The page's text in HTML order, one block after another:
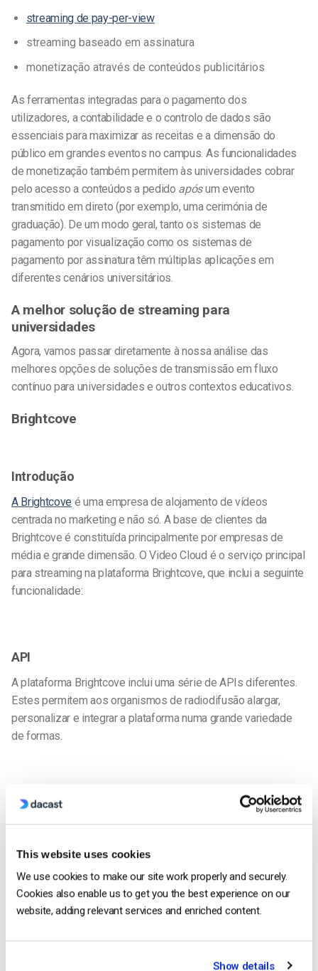
This website uses cookies
We use cookies to make our site work properly and securely.
Cookies also enable us to get you the best experience on our
website, adding relevant services and enriched content.
Show details
streaming de pay-per-view
streaming baseado em assinatura
monetização através de conteúdos publicitários
As ferramentas integradas para o pagamento dos
utilizadores, a contabilidade e o controlo de dados são
essenciais para maximizar as receitas e a dimensão do
público em grandes eventos no campus. As funcionalidades
de monetização também permitem às universidades cobrar
pelo acesso a conteúdos a pedido apósum evento
transmitido em direto (por exemplo, uma cerimónia de
graduação). De um modo geral, tanto os sistemas de
pagamento por visualização como os sistemas de
pagamento por assinatura têm múltiplas aplicações em
diferentes cenários universitários.
A melhor solução de streaming para
universidades
Agora, vamos passar diretamente à nossa análise das
melhores opções de soluções de transmissão em fluxo
contínuo para universidades e outros contextos educativos.
Brightcove
Introdução
A Brightcove é uma empresa de alojamento de vídeos
centrada no marketing e não só. A base de clientes da
Brightcove é constituída principalmente por empresas de
média e grande dimensão. O Video Cloud é o serviço principal
para streaming na plataforma Brightcove, que inclui a seguinte
funcionalidade:
API
A plataforma Brightcove inclui uma série de APIs diferentes.
Estes permitem aos organismos de radiodifusão alargar,
personalizar e integrar a plataforma numa grande variedade
de formas.
Escalabilidade
No que diz